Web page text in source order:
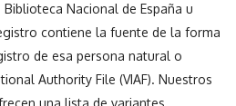
Nacional de España u
contiene la fuente de la forma
de esa persona natural o
Authority File (VIAF). Nuestros
una lista de variantes